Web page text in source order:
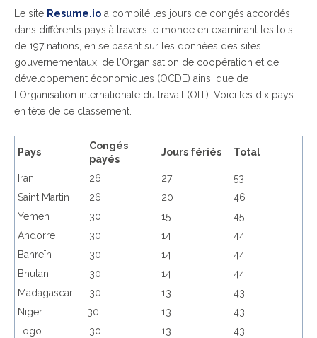
Le site Resume.io a compilé les jours de congés accordés
dans différents pays à travers le monde en examinant les lois
de 197 nations, en se basant sur les données des sites
gouvernementaux, de l'Organisation de coopération et de
développement économiques (OCDE) ainsi que de
l'Organisation internationale du travail (OIT). Voici les dix pays
en tête de ce classement.
Pays
Congés
payés
Jours fériés Total
Iran 26 27
53
Saint Martin
26 20
46
Yemen
30 15
45
Andorre
30 14
44
Bahreïn
30 14
44
Bhutan
30 14
44
Madagascar
30 13
43
Niger
30 13
43
Togo
30 13
43